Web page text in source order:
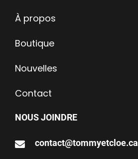
À propos
Boutique
Nouvelles
Contact
NOUS JOINDRE
contact@tommyetcloe.ca